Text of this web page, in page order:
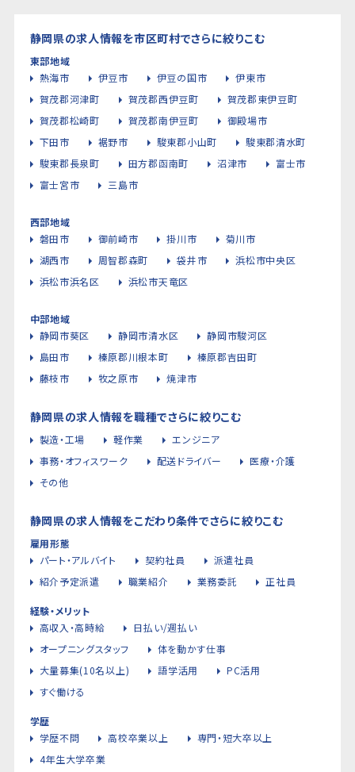
静岡県の求人情報を市区町村でさらに絞りこむ
東部地域
熱海市
伊豆市 伊豆の国市
伊東市
賀茂郡河津町
賀茂郡西伊豆町
賀茂郡東伊豆町
賀茂郡松崎町
賀茂郡南伊豆町
御殿場市
下田市
裾野市 駿東郡小山町
駿東郡清水町
駿東郡長泉町
田方郡函南町 沼津市
富士市
富士宮市
三島市
西部地域
磐田市
御前崎市 掛川市
菊川市
湖西市
周智郡森町 袋井市
浜松市中央区
浜松市浜名区
浜松市天竜区
中部地域
静岡市葵区
静岡市清水区
静岡市駿河区
島田市
榛原郡川根本町
榛原郡吉田町
藤枝市
牧之原市 焼津市
静岡県の求人情報を職種でさらに絞りこむ
製造・工場 軽作業
エンジニア
事務・オフィスワーク
配送ドライバー
医療・介護
その他
静岡県の求人情報をこだわり条件でさらに絞りこむ
雇用形態
パート・アルバイト
契約社員
派遣社員
紹介予定派遣
職業紹介 業務委託 正社員
経験・メリット
高収入・高時給
日払い/週払い
オープニングスタッフ
体を動かす仕事
大量募集(10名以上)
語学活用
PC活用
すぐ働ける
学歴
学歴不問
高校卒業以上
専門・短大卒以上
4年生大学卒業